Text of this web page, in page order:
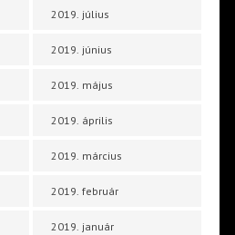
2019. július
2019. június
2019. május
2019. április
2019. március
2019. február
2019. január